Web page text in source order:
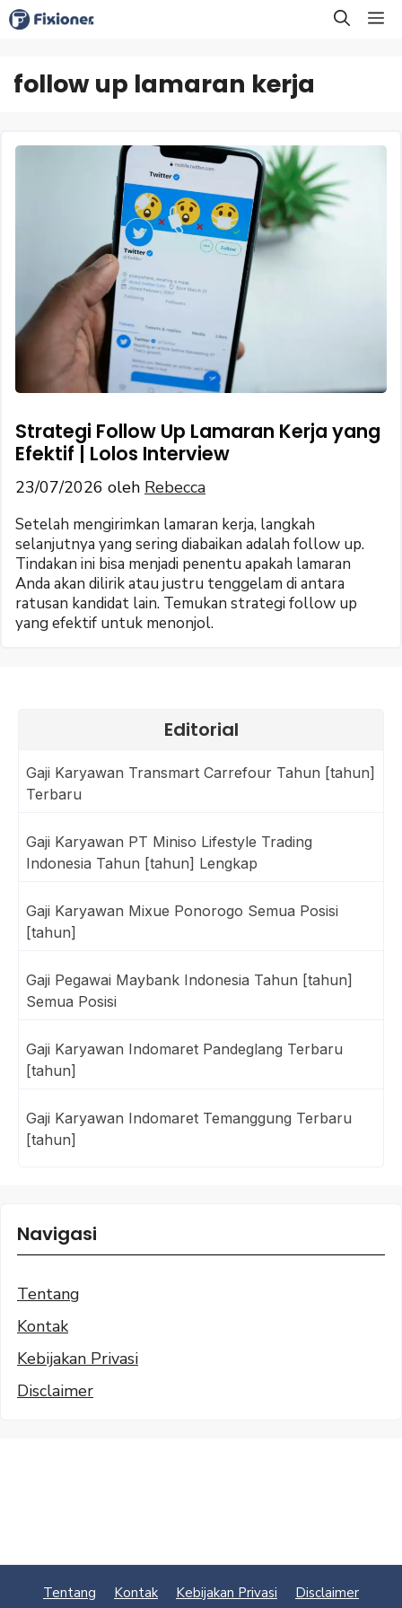
Langsung
ke
follow up lamaran kerja
Strategi Follow Up Lamaran Kerja yang
Efektif | Lolos Interview
23/07/2026 oleh Rebecca
Setelah mengirimkan lamaran kerja, langkah
selanjutnya yang sering diabaikan adalah follow up.
Tindakan ini bisa menjadi penentu apakah lamaran
Anda akan dilirik atau justru tenggelam di antara
ratusan kandidat lain. Temukan strategi follow up
yang efektif untuk menonjol.
Editorial
Gaji Karyawan Transmart Carrefour Tahun [tahun]
Terbaru
Gaji Karyawan PT Miniso Lifestyle Trading
Indonesia Tahun [tahun] Lengkap
Gaji Karyawan Mixue Ponorogo Semua Posisi
[tahun]
Gaji Pegawai Maybank Indonesia Tahun [tahun]
Semua Posisi
Gaji Karyawan Indomaret Pandeglang Terbaru
[tahun]
Gaji Karyawan Indomaret Temanggung Terbaru
[tahun]
Navigasi
Tentang
Kontak
Kebijakan Privasi
Disclaimer
Tentang Kontak Kebijakan Privasi Disclaimer